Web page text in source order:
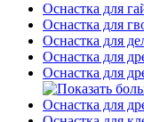
Оснастка для
Оснастка для
Оснастка для
Оснастка для
Оснастка для
Оснастка для